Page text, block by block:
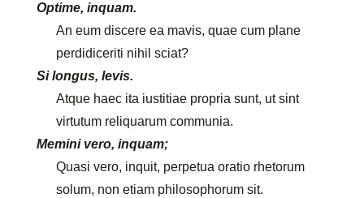
Optime, inquam.
An eum discere ea mavis, quae cum plane
perdidiceriti nihil sciat?
Si longus, levis.
Atque haec ita iustitiae propria sunt, ut sint
virtutum reliquarum communia.
Memini vero, inquam;
Quasi vero, inquit, perpetua oratio rhetorum
solum, non etiam philosophorum sit.